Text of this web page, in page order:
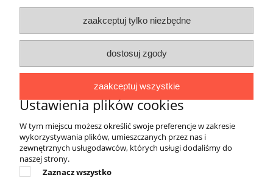
O FIRMIE
Marka 4EVERFIT zadebiutowała na rynku
polskim w 2017 roku. Asortyment zawiera
produkty wykorzystywane do fitnessu,
różnych form treningu sportowego oraz
aktywnej rehabilitacji, łączące w sobie wysoką
jakość materiałów i wykonania, innowacyjność
oraz niebanalne wzornictwo. Wyroby marki
4EVERFIT cieszą się popularnością w
gabinetach rehabilitacji, siłowniach, salach
treningowych, jak również sprawdzają się w
indywidualnym użytkowaniu podczas
zaakceptuj tylko niezbędne
dostosuj zgody
zaakceptuj wszystkie
Ustawienia plików cookies
W tym miejscu możesz określić swoje preferencje w zakresie
wykorzystywania plików, umieszczanych przez nas i
zewnętrznych usługodawców, których usługi dodaliśmy do
naszej strony.
Zaznacz wszystko